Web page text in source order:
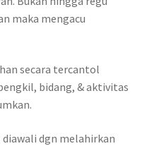
maka mengacu
secara tercantol
bidang, & aktivitas
dgn melahirkan